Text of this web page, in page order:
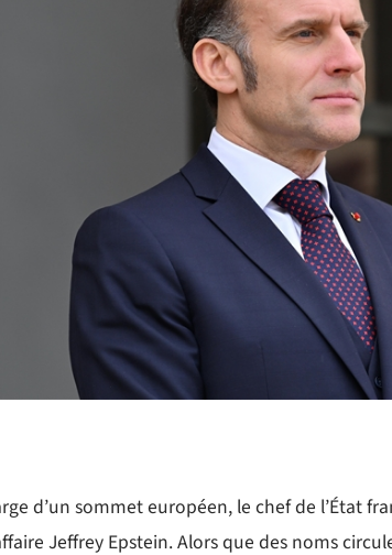
d’un sommet européen, le chef de l’État
Jeffrey Epstein. Alors que des noms